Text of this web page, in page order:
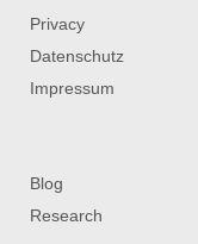
Privacy
Datenschutz
Impressum
Blog
Research